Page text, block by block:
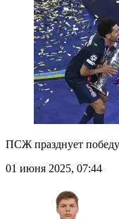
ПСЖ празднует
01 июня 2025, 07:44